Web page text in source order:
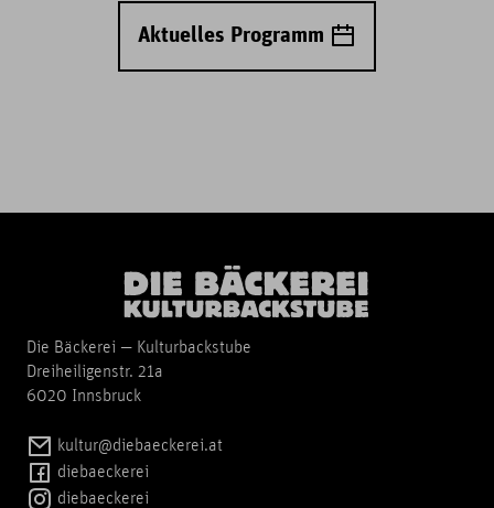
Aktuelles Programm
Die Bäckerei — Kulturbackstube
Dreiheiligenstr. 21a
6020 Innsbruck
kultur@diebaeckerei.at
diebaeckerei
diebaeckerei